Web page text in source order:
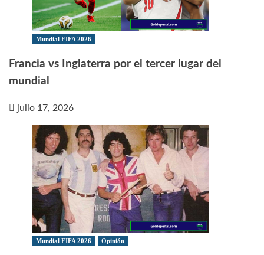
Mundial FIFA 2026
Francia vs Inglaterra por el tercer lugar del
mundial
julio 17, 2026
Mundial FIFA 2026 Opinión